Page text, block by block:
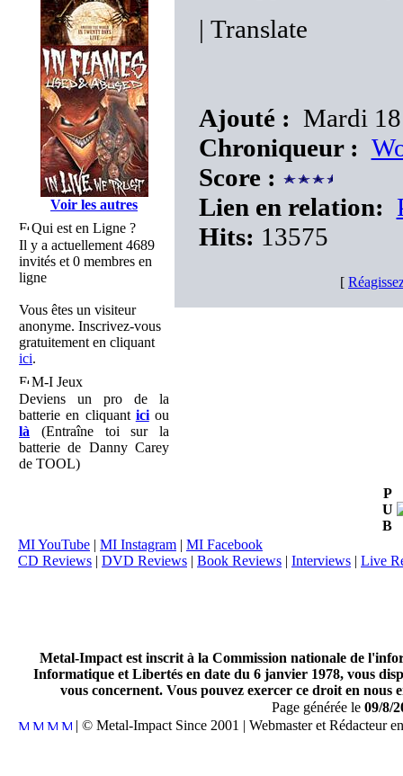
Voir les autres
Qui est en Ligne ?
Il y a actuellement 4689
invités et 0 membres en
ligne
Vous êtes un visiteur
anonyme. Inscrivez-vous
gratuitement en cliquant
ici.
M-I Jeux
Deviens un pro de la
batterie en cliquant iciou
là (Entraîne toi sur la
batterie de Danny Carey
de TOOL)
| Translate
Ajouté : Mardi
Chroniqueur :
Score :
Lien en relation:
Hits: 13575
[
P
U
B
MI YouTube | MI Instagram | MI Facebook
CD Reviews | DVD Reviews | Book Reviews | Interviews | Live
Metal-Impact est inscrit à la Commission nationale de
Informatique et Libertés en date du 6 janvier 1978, vous
vous concernent. Vous pouvez exercer ce droit en
Page générée le 09/8/
| © Metal-Impact Since 2001 | Webmaster et Rédacteur